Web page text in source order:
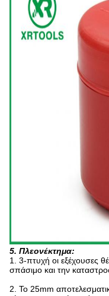
5. Πλεονέκτημα:
1. 3-πτυχή οι εξέχουσες
σπάσιμο και την
2. Το 25mm